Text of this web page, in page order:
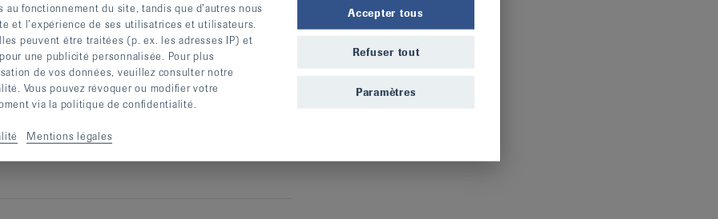
fonctionnement du site, tandis que d’autres nous
et l’expérience de ses utilisatrices et utilisateurs.
peuvent être traitées (p. ex. les adresses IP) et
une publicité personnalisée. Pour plus
de vos données, veuillez consulter notre
Vous pouvez révoquer ou modifier votre
via la politique de confidentialité.
Mentions légales
Accepter tous
Refuser tout
Paramètres